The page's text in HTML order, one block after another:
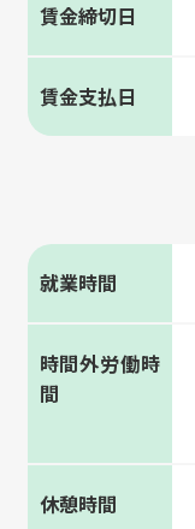
賃金締切日
賃金支払日
就業時間
時間外労働時
間
休憩時間